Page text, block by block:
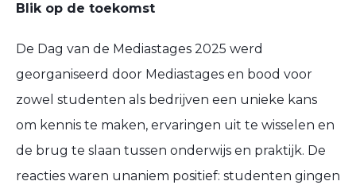
Blik op de toekomst
De Dag van de Mediastages 2025 werd
georganiseerd door Mediastages en bood voor
zowel studenten als bedrijven een unieke kans
om kennis te maken, ervaringen uit te wisselen en
de brug te slaan tussen onderwijs en praktijk. De
reacties waren unaniem positief: studenten gingen